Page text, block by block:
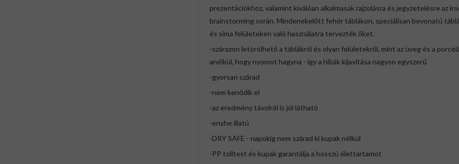
prezentációkhoz, valamint kiválóan alkalmasak rajzolásra és jegyzetelésre az
brainstorming során. Mindenekelőtt fehér táblákon, speciálisan bevonatú
és sima felületeken való használatra tervezték őket.
-szárazon letörölhető a táblákról és olyan felületekről, mint az üveg és a
anélkül, hogy nyomot hagyna - így a hibák kijavítása nagyon egyszerű
-gyorsan szárad
-nem kenődik el
-az eredmény távolról is jól látható
-enyhe illatú
-DRY SAFE - napokig nem szárad ki kupak nélkül
-PP tolltest és kupak garantálja a hosszú élettartamot